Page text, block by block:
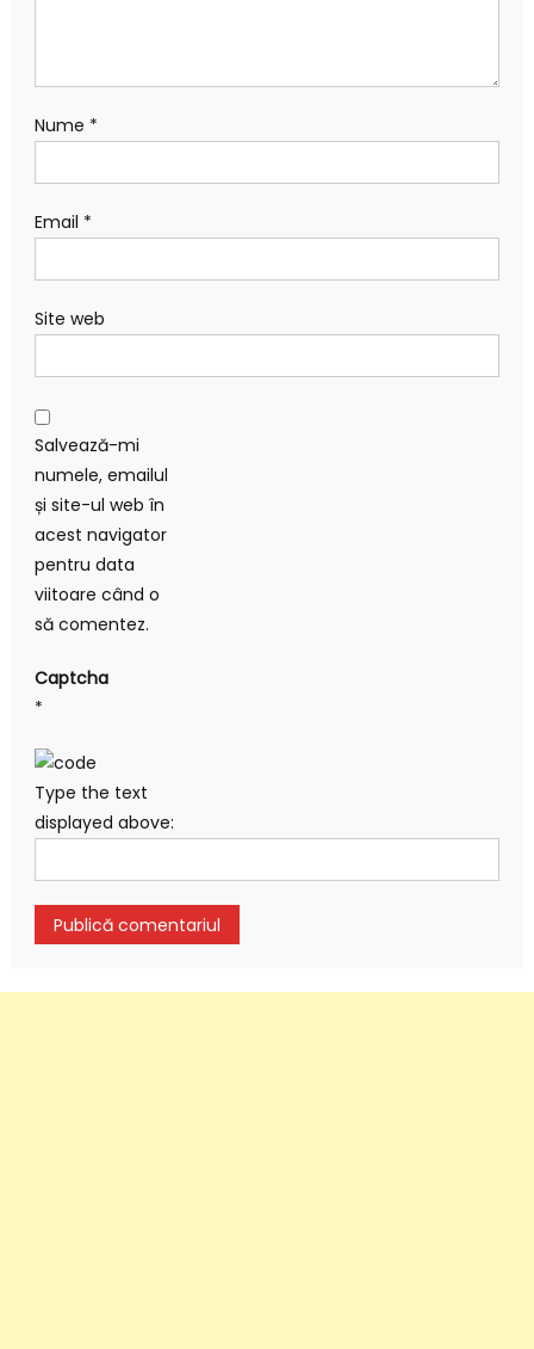
Nume *
Email *
Site web
Salvează-mi
numele, emailul
și site-ul web în
acest navigator
pentru data
viitoare când o
să comentez.
Captcha
*
Type the text
displayed above: